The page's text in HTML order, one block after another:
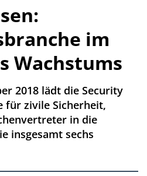
im
Wachstums
2018 lädt die Security
für zivile Sicherheit,
in die
insgesamt sechs